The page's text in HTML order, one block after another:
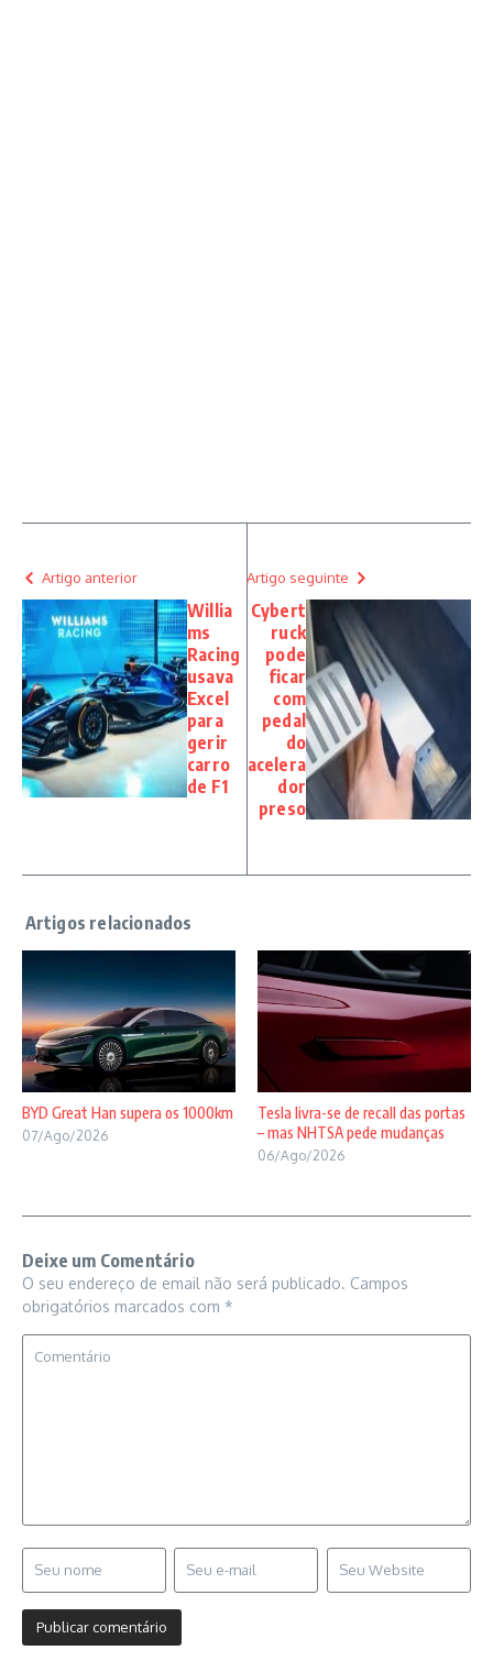
Artigo anterior
Willia
ms
Racing
usava
Excel
para
gerir
carro
de F1
Artigo seguinte
Cybert
ruck
pode
ficar
com
pedal
do
acelera
dor
preso
BYD Great Han supera os 1000km
07/Ago/2026
Tesla livra-se de recall das portas
– mas NHTSA pede mudanças
06/Ago/2026
Deixe um Comentário
O seu endereço de email não será publicado. Campos
obrigatórios marcados com *